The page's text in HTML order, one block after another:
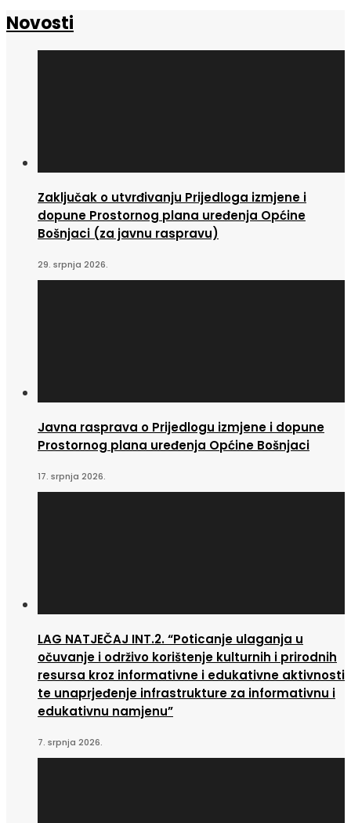
Novosti
Zaključak o utvrđivanju Prijedloga izmjene i
dopune Prostornog plana uređenja Općine
Bošnjaci (za javnu raspravu)
29. srpnja 2026.
Javna rasprava o Prijedlogu izmjene i dopune
Prostornog plana uređenja Općine Bošnjaci
17. srpnja 2026.
LAG NATJEČAJ INT.2. “Poticanje ulaganja u
očuvanje i održivo korištenje kulturnih i prirodnih
resursa kroz informativne i edukativne aktivnosti
te unaprjeđenje infrastrukture za informativnu i
edukativnu namjenu”
7. srpnja 2026.